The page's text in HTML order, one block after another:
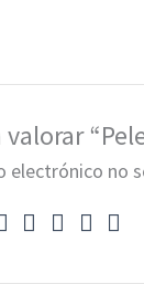
electrónico no